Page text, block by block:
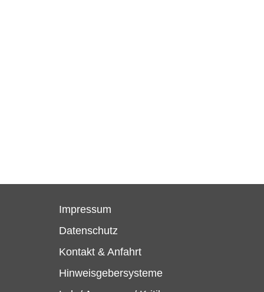
Impressum
Datenschutz
Kontakt & Anfahrt
Hinweisgebersysteme